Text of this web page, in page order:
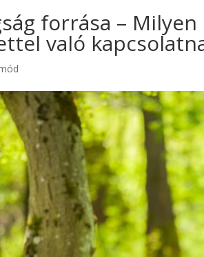
forrása – Milyen
való